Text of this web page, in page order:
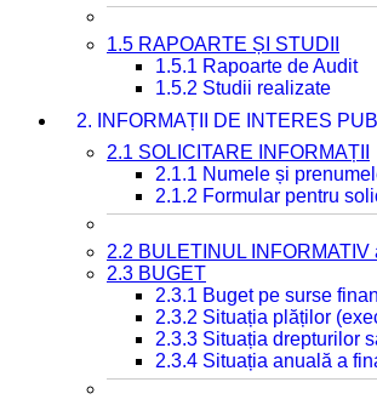
1.5 RAPOARTE ȘI STUDII
1.5.1 Rapoarte de Audit
1.5.2 Studii realizate
2. INFORMAȚII DE INTERES
2.1 SOLICITARE INFORMAȚII
2.1.1 Numele și
2.1.2 Formular pentru
2.2 BULETINUL
2.3 BUGET
2.3.1 Buget pe surse
2.3.2 Situația plăților
2.3.3 Situația drepturilor
2.3.4 Situația anuală a